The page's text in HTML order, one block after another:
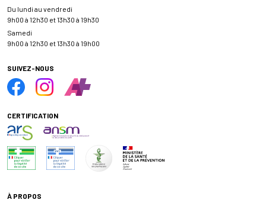
Du lundi au vendredi
9h00 à 12h30 et 13h30 à 19h30
Samedi
9h00 à 12h30 et 13h30 à 19h00
SUIVEZ-NOUS
CERTIFICATION
À PROPOS